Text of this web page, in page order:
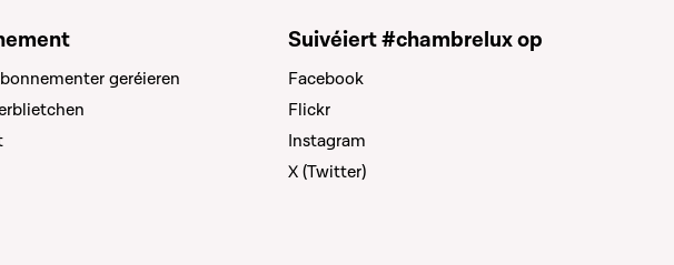
geréieren
Suivéiert #chambrelux op
Facebook
Flickr
Instagram
X (Twitter)